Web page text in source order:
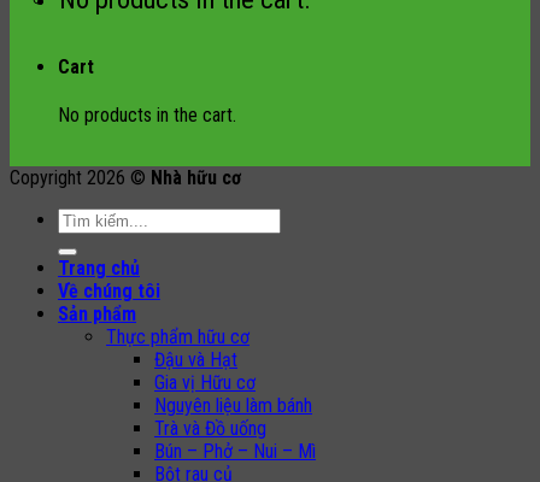
Cart
No products in the cart.
Copyright 2026 © Nhà hữu cơ
Search
Trang chủ
Về chúng tôi
Sản phẩm
Thực phẩm hữu cơ
Đậu và Hạt
Gia vị Hữu cơ
Nguyên liệu làm bánh
Trà và Đồ uống
Bún – Phở – Nui – Mì
Bột rau củ